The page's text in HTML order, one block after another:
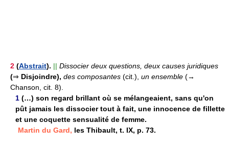
2 (Abstrait). || Dissocier deux questions, deux causes juridiques
(⇒ Disjoindre), des composantes (cit.), un ensemble (→
Chanson, cit. 8).
1 (…) son regard brillant où se mélangeaient, sans qu'on
pût jamais les dissocier tout à fait, une innocence de fillette
et une coquette sensualité de femme.
Martin du Gard, les Thibault, t. IX, p. 73.